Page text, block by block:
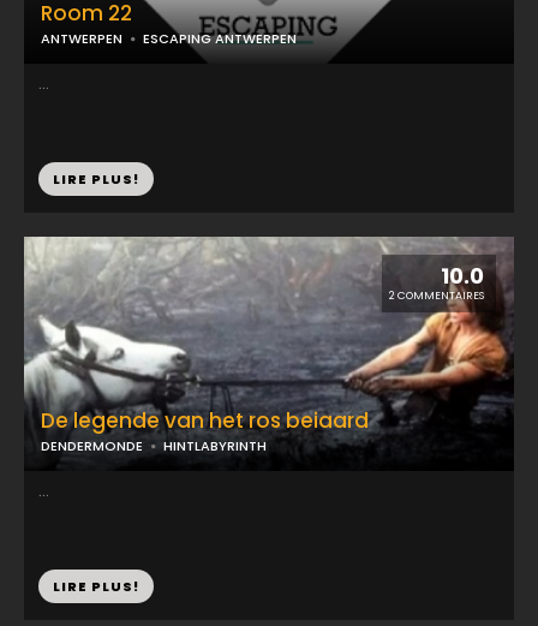
Room 22
ANTWERPEN ESCAPING ANTWERPEN
...
LIRE PLUS!
10.0
2 COMMENTAIRES
De legende van het ros beiaard
DENDERMONDE HINTLABYRINTH
...
LIRE PLUS!